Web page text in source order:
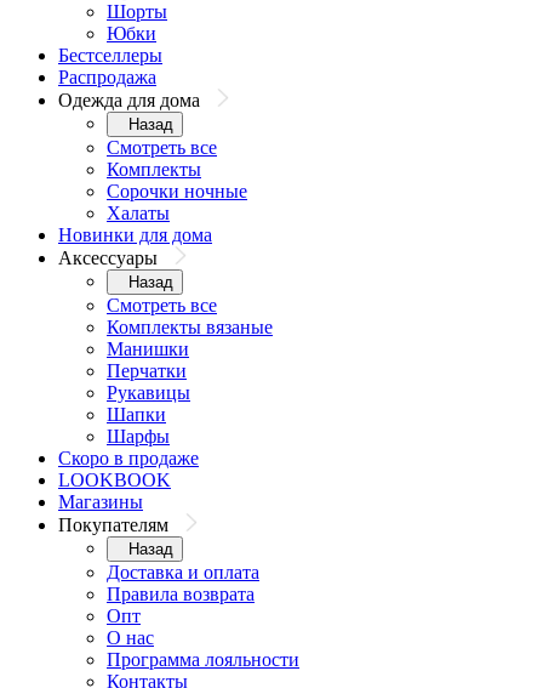
Шорты
Юбки
Бестселлеры
Распродажа
Одежда для дома
Назад
Смотреть все
Комплекты
Сорочки ночные
Халаты
Новинки для дома
Аксессуары
Назад
Смотреть все
Комплекты вязаные
Манишки
Перчатки
Рукавицы
Шапки
Шарфы
Скоро в продаже
LOOKBOOK
Магазины
Покупателям
Назад
Доставка и оплата
Правила возврата
Опт
О нас
Программа лояльности
Контакты